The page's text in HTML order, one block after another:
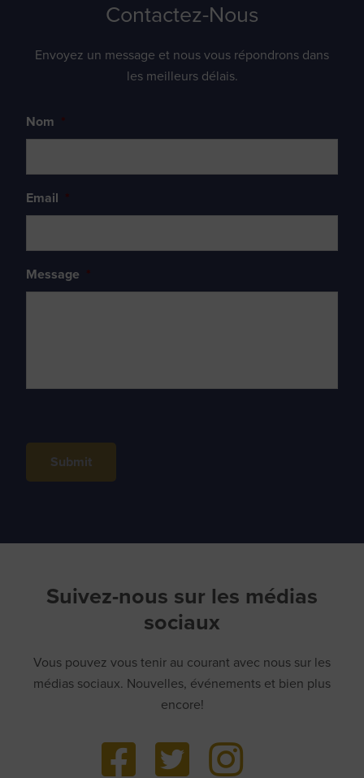
Contactez-Nous
Envoyez un message et nous vous répondrons dans
les meilleurs délais.
Nom *
Email *
Message *
Submit
Suivez-nous sur les médias
sociaux
Vous pouvez vous tenir au courant avec nous sur les
médias sociaux. Nouvelles, événements et bien plus
encore!